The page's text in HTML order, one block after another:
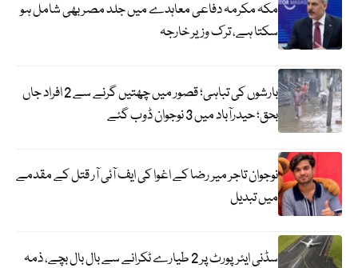
مکہ مکرمہ دفاعی معاہدے میں جلد مصر بھی شامل ہو
سکتا ہے، ترک وزیر خارجہ
بارشوں کی تباہی؛ قصور میں چھتیں گرنے سے 2 افراد جاں
بحق؛ حیدرآباد میں 3 نوجوان ڈوب گئے
نوجوان تاجر میر رضا کے اغوا کی ایف آئی آر قتل کے مقدمے
میں تبدیل
سڈنی ایئرپورٹ پر 2 طیارے ٹکرانے سے بال بال بچے، ذمہ